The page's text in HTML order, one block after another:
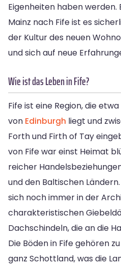
Eigenheiten haben werden.
Mainz nach Fife ist es
der Kultur des neuen
und sich auf neue
Wie ist das Leben in Fife?
Fife ist eine Region, die
von Edinburgh liegt und
Forth und Firth of Tay
von Fife war einst Heimat
reicher
und den Baltischen
sich noch immer in der
charakteristischen
Dachschindeln, die an die
Die Böden in Fife gehören
ganz Schottland, was die